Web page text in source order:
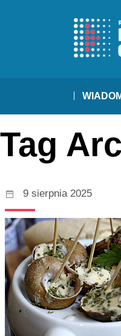
Tag
9 sierpnia 2025